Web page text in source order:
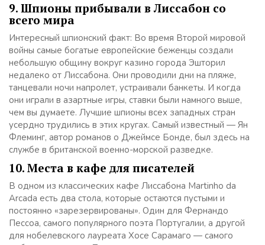
9. Шпионы прибывали в Лиссабон со
всего мира
Интересный шпионский факт: Во время Второй мировой
войны самые богатые европейские беженцы создали
небольшую общину вокруг казино города Эшторил
недалеко от Лиссабона. Они проводили дни на пляже,
танцевали ночи напролет, устраивали банкеты. И когда
они играли в азартные игры, ставки были намного выше,
чем вы думаете. Лучшие шпионы всех западных стран
усердно трудились в этих кругах. Самый известный — Ян
Флеминг, автор романов о Джеймсе Бонде, был здесь на
службе в британской военно-морской разведке.
10. Места в кафе для писателей
В одном из классических кафе Лиссабона Martinho da
Arcada есть два стола, которые остаются пустыми и
постоянно «зарезервированы». Один для Фернандо
Пессоа, самого популярного поэта Португалии, а другой
для нобелевского лауреата Хосе Сарамаго — самого